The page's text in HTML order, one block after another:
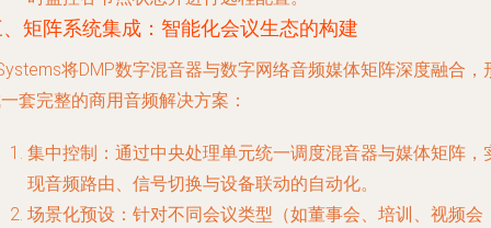
矩阵系统集成：智能化会议生态的构建
将DMP数字混音器与数字网络音频媒体矩阵深度融合，
套完整的商用音频解决方案：
集中控制 ：通过中央处理单元统一调度混音器与媒体矩阵，
现音频路由、信号切换与设备联动的自动化。
场景化预设 ：针对不同会议类型（如董事会、培训、视频会